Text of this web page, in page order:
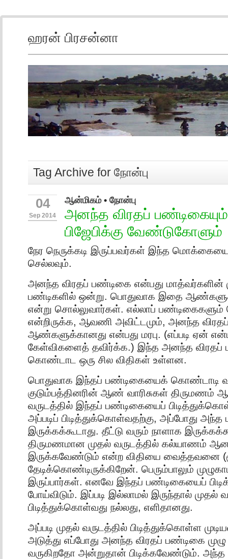
ஹரன் பிரசன்னா
Tag Archive for நோன்பு
04
Sep 2014
ஆன்மிகம்• நோன்பு
அனந்த விரதப்
பிஜேபிக்கு வேண்டுகோளும்
நேர நெருக்கடி இருப்பவர்கள் இந்த
செல்லவும்.
அனந்த விரதப் பண்டிகை என்பது மாத்வர்களின்
பண்டிகளில் ஒன்று. பொதுவாக இதை
என்று சொல்லுவார்கள். எல்லாப்
என்றிருக்க, ஆவணி அவிட்டமும், அனந்த
ஆண்களுக்கானது என்பது மரபு. (எப்படி ஏன்
கேள்விகளைத் தவிர்க்க.) இந்த அனந்த
கொண்டாட ஒரு சில விதிகள் உள்ளன.
பொதுவாக இந்தப் பண்டிகையைக் கொண்டாடி
குடும்பத்தினரின் ஆண் வாரிசுகள் திருமணம்
வருடத்தில் இந்தப் பண்டிகையைப்
அப்படிப் பிடித்துக்கொள்வதற்கு, அப்போது அந்த
இருக்கக்கூடாது. தீட்டு வரும் நாளாக
திருமணமான முதல் வருடத்தில் கல்யாணம்
இருக்கவேண்டும் என்ற விதியை வைத்தவனை
தேடிக்கொண்டிருக்கிறேன். பெரும்பாலும்
இருப்பார்கள். எனவே இந்தப் பண்டிகையைப்
போய்விடும். இப்படி இல்லாமல் இருந்தால் முதல்
பிடித்துக்கொள்வது நல்லது, எளிதானது.
அப்படி முதல் வருடத்தில் பிடித்துக்கொள்ள
அடுத்து எப்போது அனந்த விரதப் பண்டிகை
வருகிறதோ அன்றுதான் பிடிக்கவேண்டும். அந்த